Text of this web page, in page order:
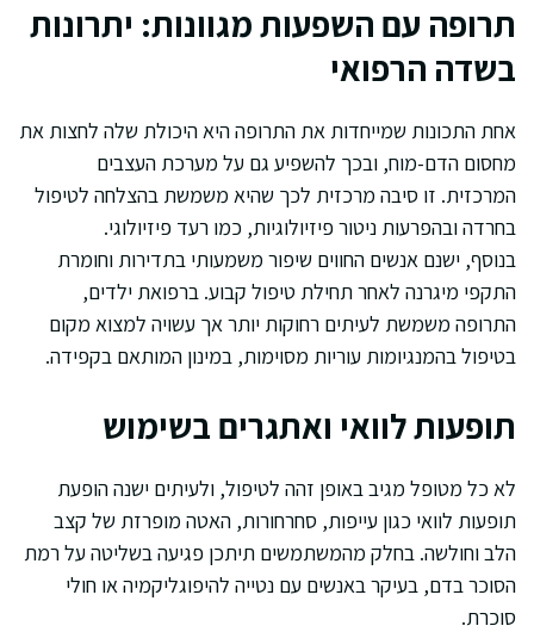
תרופה עם השפעות מגוונות: יתרונות
בשדה הרפואי
אחת התכונות שמייחדות את התרופה היא היכולת שלה לחצות את
מחסום הדם-מוח, ובכך להשפיע גם על מערכת העצבים
המרכזית. זו סיבה מרכזית לכך שהיא משמשת בהצלחה לטיפול
בחרדה ובהפרעות ניטור פיזיולוגיות, כמו רעד פיזיולוגי.
בנוסף, ישנם אנשים החווים שיפור משמעותי בתדירות וחומרת
התקפי מיגרנה לאחר תחילת טיפול קבוע. ברפואת ילדים,
התרופה משמשת לעיתים רחוקות יותר אך עשויה למצוא מקום
בטיפול בהמנגיומות עוריות מסוימות, במינון המותאם בקפידה.
תופעות לוואי ואתגרים בשימוש
לא כל מטופל מגיב באופן זהה לטיפול, ולעיתים ישנה הופעת
תופעות לוואי כגון עייפות, סחרחורות, האטה מופרזת של קצב
הלב וחולשה. בחלק מהמשתמשים תיתכן פגיעה בשליטה על רמת
הסוכר בדם, בעיקר באנשים עם נטייה להיפוגליקמיה או חולי
סוכרת.